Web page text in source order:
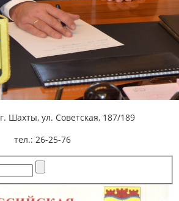
г. Шахты, ул. Советская, 187/189
тел.: 26-25-76